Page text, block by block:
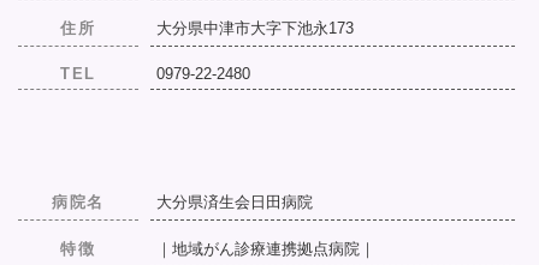
住所 大分県中津市大字下池永173
TEL 0979-22-2480
病院名 大分県済生会日田病院
特徴 ｜地域がん診療連携拠点病院｜